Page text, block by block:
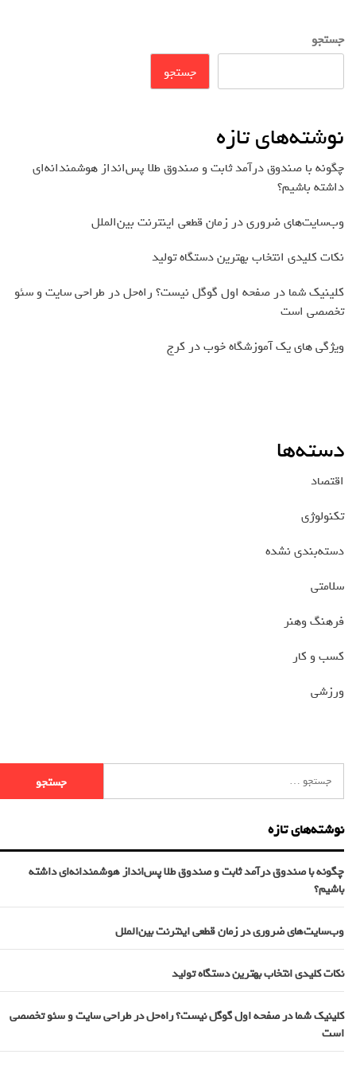
جستجو
جستجو
نوشته‌های تازه
چگونه با صندوق درآمد ثابت و صندوق طلا پس‌انداز هوشمندانه‌ای
داشته باشیم؟
وب‌سایت‌های ضروری در زمان قطعی اینترنت بین‌الملل
نکات کلیدی انتخاب بهترین دستگاه تولید
کلینیک شما در صفحه اول گوگل نیست؟ راه‌حل در طراحی سایت و سئو
تخصصی است
ویژگی های یک آموزشگاه خوب در کرج
دسته‌ها
اقتصاد
تکنولوژی
دسته‌بندی نشده
سلامتی
فرهنگ وهنر
کسب و کار
ورزشی
نوشته‌های تازه
چگونه با صندوق درآمد ثابت و صندوق طلا پس‌انداز هوشمندانه‌ای داشته
باشیم؟
وب‌سایت‌های ضروری در زمان قطعی اینترنت بین‌الملل
نکات کلیدی انتخاب بهترین دستگاه تولید
کلینیک شما در صفحه اول گوگل نیست؟ راه‌حل در طراحی سایت و سئو تخصصی
است